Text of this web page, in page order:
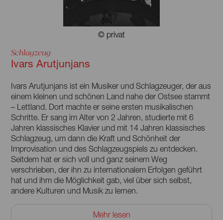
© privat
Schlagzeug
Ivars Arutjunjans
Ivars Arutjunjans ist ein Musiker und Schlagzeuger, der aus
einem kleinen und schönen Land nahe der Ostsee stammt
– Lettland. Dort machte er seine ersten musikalischen
Schritte. Er sang im Alter von 2 Jahren, studierte mit 6
Jahren klassisches Klavier und mit 14 Jahren klassisches
Schlagzeug, um dann die Kraft und Schönheit der
Improvisation und des Schlagzeugspiels zu entdecken.
Seitdem hat er sich voll und ganz seinem Weg
verschrieben, der ihn zu internationalem Erfolgen geführt
hat und ihm die Möglichkeit gab, viel über sich selbst,
andere Kulturen und Musik zu lernen.
Trotz seines jungen Alters hatte der energiegeladene,
Mehr lesen